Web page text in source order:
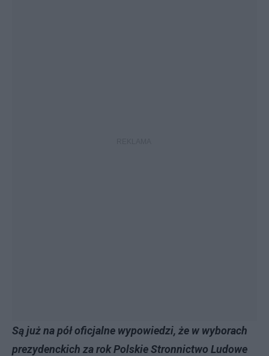
Są już na pół oficjalne wypowiedzi, że w wyborach
prezydenckich za rok Polskie Stronnictwo Ludowe